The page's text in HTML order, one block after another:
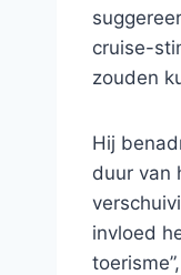
cruise-
zouden
Hij
duur van
invloed